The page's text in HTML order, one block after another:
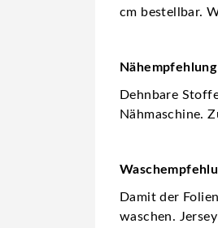
cm bestellbar.
Nähempfehlung
Dehnbare
Nähmaschine.
Damit der
waschen.